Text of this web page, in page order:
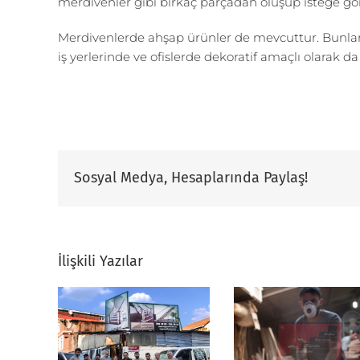
Merdivenlerde ahşap ürünler de mevcuttur.
iş yerlerinde ve ofislerde dekoratif amaçlı olarak
Sosyal Medya, Hesaplarında Paylaş!
İlişkili Yazılar